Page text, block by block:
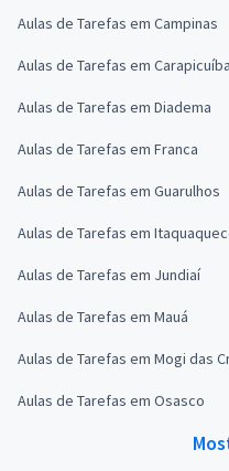
Aulas de Tarefas em Campinas
Aulas de Tarefas em Carapicuíba
Aulas de Tarefas em Diadema
Aulas de Tarefas em Franca
Aulas de Tarefas em Guarulhos
Aulas de Tarefas em
Aulas de Tarefas em Jundiaí
Aulas de Tarefas em Mauá
Aulas de Tarefas em Mogi das
Aulas de Tarefas em Osasco